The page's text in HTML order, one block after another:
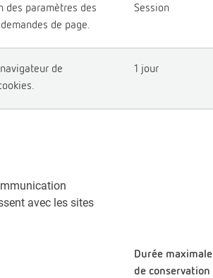
des paramètres des
de page.
Session
de
1 jour
avec les sites
Durée maximale
de conservation